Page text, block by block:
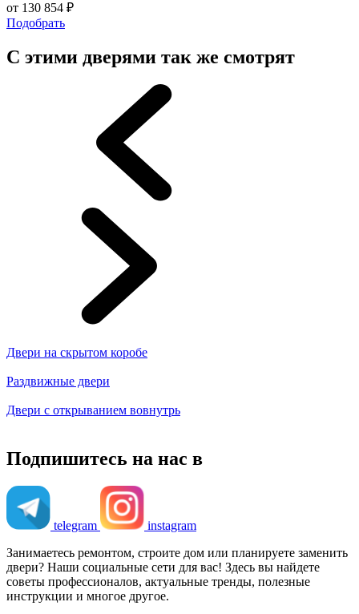
от 130 854 ₽
Подобрать
С этими дверями так же смотрят
Двери на скрытом коробе
Раздвижные двери
Двери с открыванием вовнутрь
Подпишитесь на нас в
telegram
instagram
Занимаетесь ремонтом, строите дом или планируете заменить
двери? Наши социальные сети для вас! Здесь вы найдете
советы профессионалов, актуальные тренды, полезные
инструкции и многое другое.